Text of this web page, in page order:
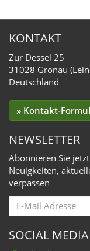
KONTAKT
Zur Dessel 25
31028 Gronau
Deutschland
» Kontakt-
NEWSLETTER
Abonnieren Sie
Neuigkeiten,
verpassen
Email
for
SOCIAL MEDIA